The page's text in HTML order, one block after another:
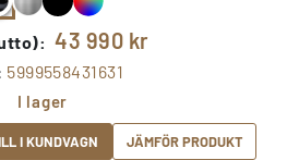
43 990 kr
5999558431631
I lager
I KUNDVAGN JÄMFÖR PRODUKT